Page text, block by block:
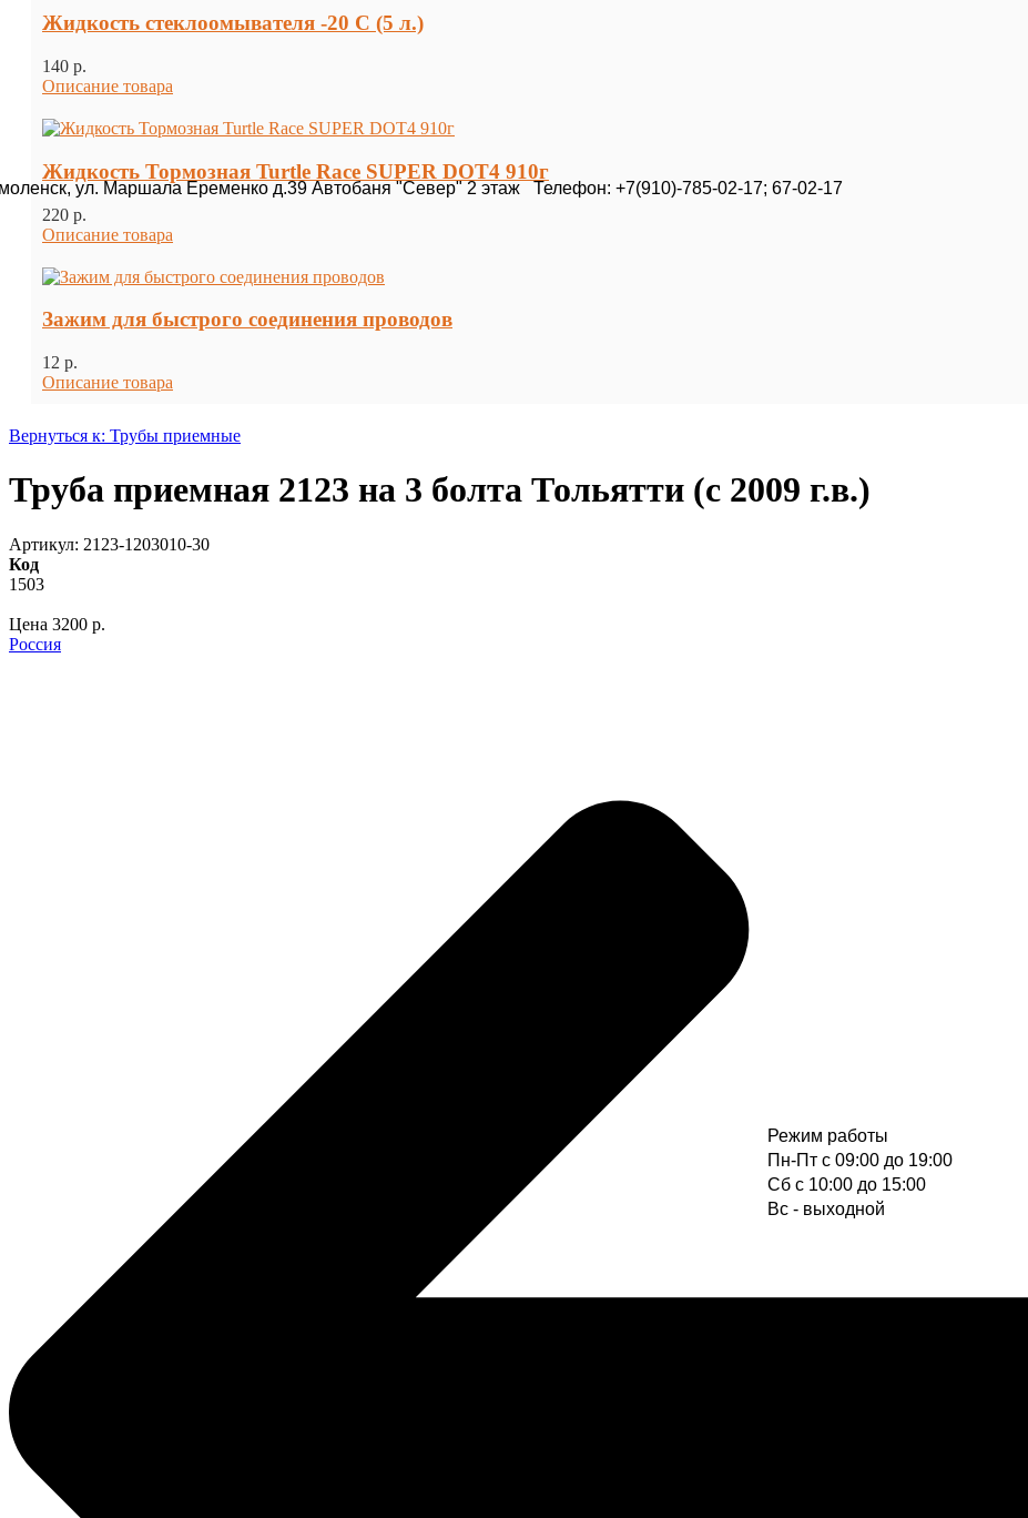
Режим работы
Пн-Пт с 09:00 до 19:00
Cб с 10:00 до 15:00
Вс - выходной
ул. Маршала Еременко д.39 Автобаня "Север" 2 этаж Телефон: +7(910)-785-02-17; 67-02-17
Жидкость стеклоомывателя -20 С (5 л.)
140 p.
Описание товара
Жидкость Тормозная Turtle Race SUPER DOT4 910г
220 p.
Описание товара
Зажим для быстрого соединения проводов
12 p.
Описание товара
Вернуться к: Трубы приемные
Труба приемная 2123 на 3 болта Тольятти (с 2009 г.в.)
Артикул: 2123-1203010-30
Код
1503
Цена 3200 p.
Россия